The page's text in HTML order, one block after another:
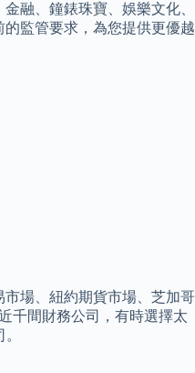
融、鐘錶珠寶、娛樂文化、
監管要求，為您提供更優越
場、紐約期貨市場、芝加哥
千間財務公司，有時選擇太